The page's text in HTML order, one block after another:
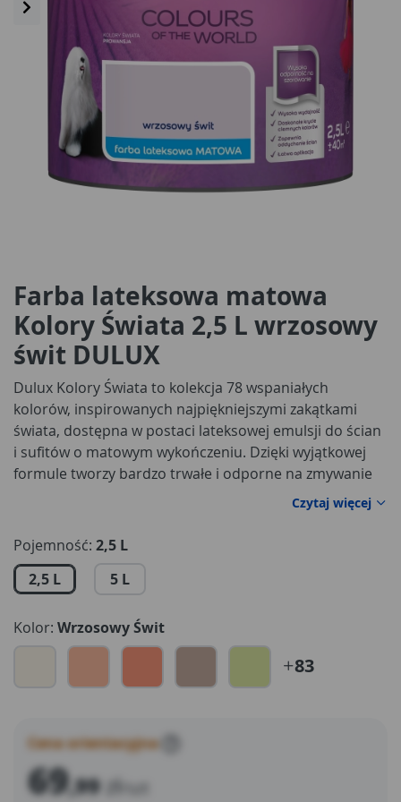
Farba lateksowa matowa
Kolory Świata 2,5 L wrzosowy
świt DULUX
Dulux Kolory Świata to kolekcja 78 wspaniałych
kolorów, inspirowanych najpiękniejszymi zakątkami
świata, dostępna w postaci lateksowej emulsji do ścian
i sufitów o matowym wykończeniu. Dzięki wyjątkowej
formule tworzy bardzo trwałe i odporne na zmywanie
powłoki, zachowując idealny wygląd i kolor ścian. Dulux
niezmiennie podpowiada trendy kolorów. W tym roku
to nadal skandynawskie szarości. W palecie znajduje się
aż 15 odcieni do wyboru: od delikatnych jak Okruch
Lodu lub Polarna Mgiełka do zdecydowanych Grafitowy
Czytaj więcej
Pojemność: 2,5 L
2,5 L
5 L
Kolor: Wrzosowy Świt
83
Cena orientacyjna
69,99 zł